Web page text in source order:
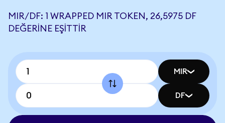
MIR/DF: 1 WRAPPED MIR TOKEN, 26,5975 DF
DEĞERINE EŞITTIR
MIR
DF